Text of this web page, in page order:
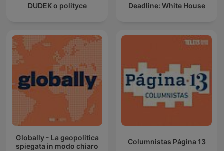
DUDEK o polityce Deadline: White House
Globally - La geopolitica
spiegata in modo chiaro
Columnistas Página 13